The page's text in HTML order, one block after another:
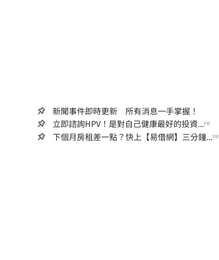
新聞事件即時更新 所有消息一手掌握！
立即諮詢HPV！是對自己健康最好的投資...PR
下個月房租差一點？快上【易借網】三分鐘...PR